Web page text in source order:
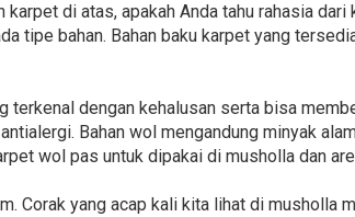
di atas, apakah Anda tahu rahasia
tipe bahan. Bahan baku karpet yang
terkenal dengan kehalusan serta bisa
Bahan wol mengandung minyak
wol pas untuk dipakai di musholla dan
Corak yang acap kali kita lihat di musholla